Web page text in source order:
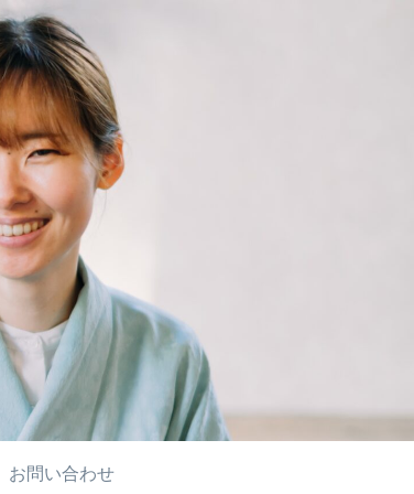
お問い合わせ